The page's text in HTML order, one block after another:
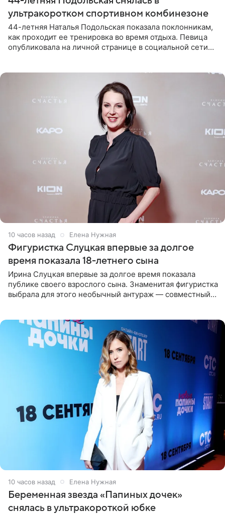
ультракоротком спортивном комбинезоне
44-летняя Наталья Подольская показала поклонникам,
как проходит ее тренировка во время отдыха. Певица
опубликовала на личной странице в социальной сети
10 часов назад Елена Нужная
Фигуристка Слуцкая впервые за долгое
время показала 18-летнего сына
Ирина Слуцкая впервые за долгое время показала
публике своего взрослого сына. Знаменитая фигуристка
выбрала для этого необычный антураж — совместный
10 часов назад Елена Нужная
Беременная звезда «Папиных дочек»
снялась в ультракороткой юбке